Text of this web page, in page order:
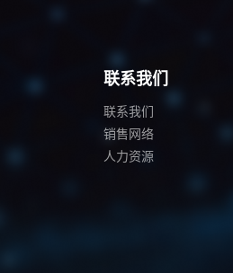
联系我们
联系我们
销售网络
人力资源